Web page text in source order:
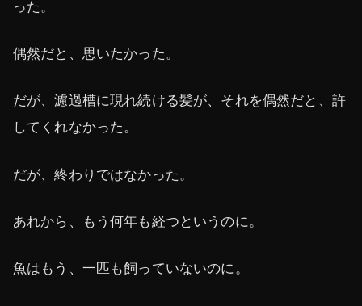
った。
偶然だと、思いたかった。
だが、濾過槽に現れ続ける髪が、それを偶然だと、許
してくれなかった。
だが、終わりではなかった。
あれから、もう何年も経つというのに。
魚はもう、一匹も飼っていないのに。